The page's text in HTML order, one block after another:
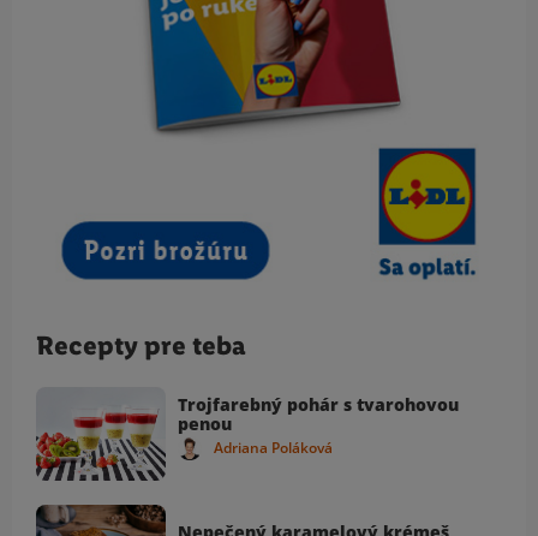
Recepty pre teba
Trojfarebný pohár s tvarohovou
penou
Adriana Poláková
Nepečený karamelový krémeš